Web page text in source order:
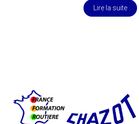
Lire la suite